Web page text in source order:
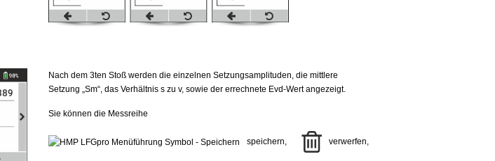
Nach dem 3ten Stoß werden die einzelnen Setzungsamplituden, die mittlere
Setzung „Sm“, das Verhältnis s zu v, sowie der errechnete Evd-Wert angezeigt.
Sie können die Messreihe
speichern, verwerfen,